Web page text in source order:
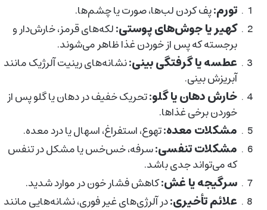
تورم:پف کردن لب‌ها، صورت یا چشم‌ها.
کهیر یا جوش‌های پوستی:لکه‌های قرمز، خارش‌دار و
برجسته که پس از خوردن غذا ظاهر می‌شوند.
عطسه یا گرفتگی بینی:نشانه‌های رینیت آلرژیک مانند
آبریزش بینی.
خارش دهان یا گلو:تحریک خفیف در دهان یا گلو پس از
خوردن برخی غذاها.
مشکلات معده:تهوع، استفراغ، اسهال یا درد معده.
مشکلات تنفسی:سرفه، خس‌خس یا مشکل در تنفس
که می‌تواند جدی باشد.
سرگیجه یا غش:کاهش فشار خون در موارد شدید.
علائم تأخیری:در آلرژی‌های غیر فوری، نشانه‌هایی مانند